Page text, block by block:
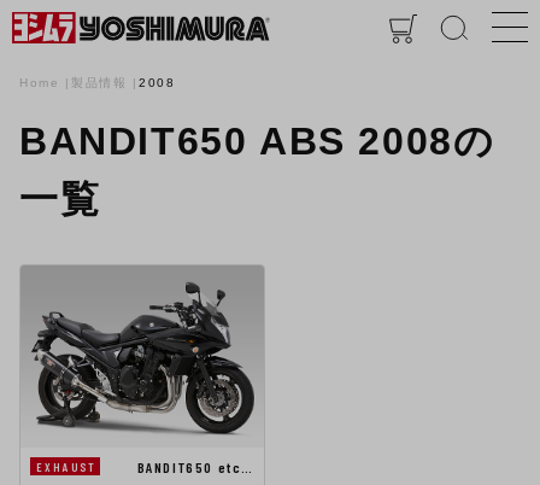
Home 製品情報 2008
BANDIT650 ABS 2008の
一覧
EXHAUST
BANDIT650 etc…